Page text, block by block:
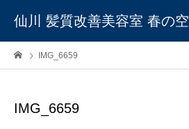
仙川 髪質改善美容室 春の空
IMG_6659
IMG_6659